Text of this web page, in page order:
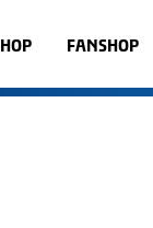
FANSHOP